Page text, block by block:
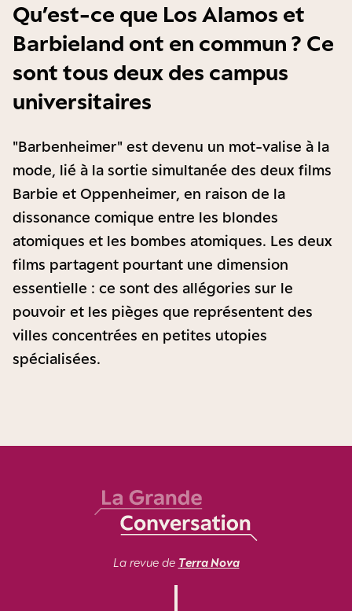
Qu’est-ce que Los Alamos et
Barbieland ont en commun ? Ce
sont tous deux des campus
universitaires
"Barbenheimer" est devenu un mot-valise à la
mode, lié à la sortie simultanée des deux films
Barbie et Oppenheimer, en raison de la
dissonance comique entre les blondes
atomiques et les bombes atomiques. Les deux
films partagent pourtant une dimension
essentielle : ce sont des allégories sur le
pouvoir et les pièges que représentent des
villes concentrées en petites utopies
spécialisées.
La revue de Terra Nova